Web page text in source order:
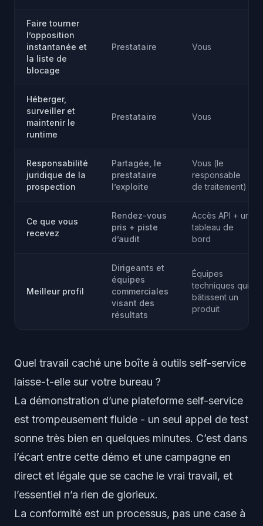
Faire tourner
l’opposition
instantanée et
la liste de
blocage
Prestataire Vous
Héberger,
surveiller et
maintenir le
runtime
Prestataire Vous
Responsabilité
juridique de la
prospection
Partagée, le
prestataire
l’exploite
Vous (le
responsable
de traitement)
Ce que vous
recevez
Rendez-vous
pris + piste
d’audit
Accès API + un
tableau de
bord
Meilleur profil
Dirigeants et
équipes
commerciales
visant des
résultats
Équipes
techniques qui
bâtissent un
produit
Quel travail caché une boîte à outils self-service
laisse-t-elle sur votre bureau ?
La démonstration d’une plateforme self-service
est trompeusement fluide - un seul appel de test
sonne très bien en quelques minutes. C’est dans
l’écart entre cette démo et une campagne en
direct et légale que se cache le vrai travail, et
l’essentiel n’a rien de glorieux.
La conformité est un processus, pas une case à